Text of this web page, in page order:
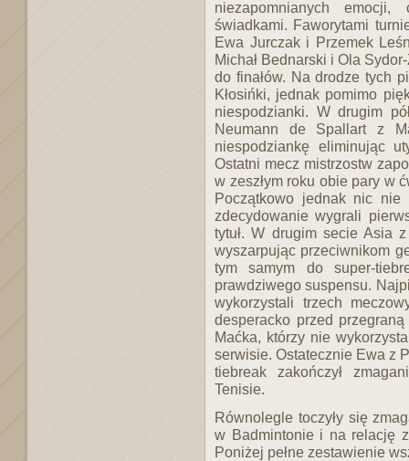
niezapomnianych
świadkami. Faworytami
Ewa Jurczak i Przemek
Michał Bednarski i Ola
do finałów. Na drodze tych
Kłosińki, jednak pomimo
niespodzianki. W drugim
Neumann de Spallart z
niespodziankę eliminując
Ostatni mecz mistrzostw
w zeszłym roku obie pary w
Początkowo jednak nic nie
zdecydowanie wygrali
tytuł. W drugim secie Asia
wyszarpując przeciwnikom
tym samym do super-
prawdziwego suspensu.
wykorzystali trzech
desperacko przed
Maćka, którzy nie
serwisie. Ostatecznie Ewa z
tiebreak zakończył
Tenisie.
Równolegle toczyły się
w Badmintonie i na relację
Poniżej pełne zestawienie